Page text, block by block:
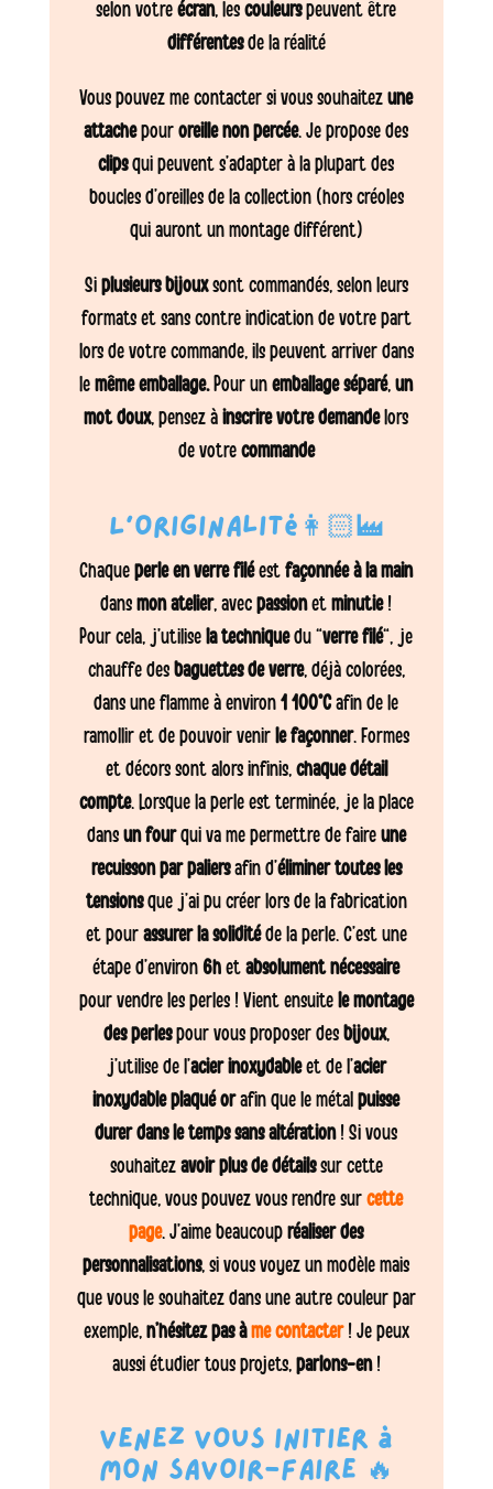
selon votreécran, lescouleurspeuvent être
différentesde la réalité
Vous pouvez me contacter si vous souhaitezune
attachepouroreille non percée. Je propose des
clipsqui peuvent s’adapter à la plupart des
boucles d’oreilles de la collection (hors créoles
qui auront un montage différent)
Si plusieurs bijouxsont commandés, selon leurs
formats et sans contre indication de votre part
lors de votre commande, ils peuvent arriver dans
lemême emballage.Pour un emballage séparé, un
mot doux, pensez àinscrire votre demandelors
de votrecommande
L’originalité👩🏻‍🏭
Chaqueperle en verre filéestfaçonnée à la main
dansmon atelier, avecpassionetminutie!
Pour cela, j’utilisela techniquedu “verre filé“, je
chauffe des baguettes de verre, déjà colorées,
dans une flamme à environ1 100°Cafin de le
ramollir et de pouvoir venir le façonner. Formes
et décors sont alors infinis, chaque détail
compte. Lorsque la perle est terminée, je la place
dans un fourqui va me permettre de faire une
recuisson par paliersafin d’éliminer toutes les
tensionsque j’ai pu créer lors de la fabrication
et pour assurer la soliditéde la perle. C’est une
étape d’environ6h etabsolument nécessaire
pour vendre les perles ! Vient ensuite le montage
des perlespour vous proposer des bijoux,
j’utilise de l’acier inoxydableet de l’acier
inoxydable plaqué orafin que le métalpuisse
durer dans le temps sans altération! Si vous
souhaitez avoir plus de détailssur cette
technique, vous pouvez vous rendre surcette
page. J’aime beaucoupréaliser des
personnalisations, si vous voyez un modèle mais
que vous le souhaitez dans une autre couleur par
exemple, n’hésitez pas àme contacter! Je peux
aussi étudier tous projets, parlons-en!
Venez vous initier à
mon savoir-faire 🔥